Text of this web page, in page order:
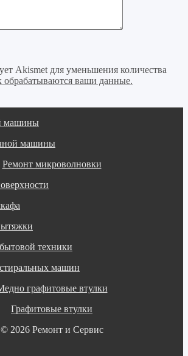
Akismet для уменьшения количества
обрабатываются ваши данные.
машины
машины
Ремонт микроволновки
техники
машин
графитовые втулки
Графитовые втулки
© 2026 Ремонт и Сервис